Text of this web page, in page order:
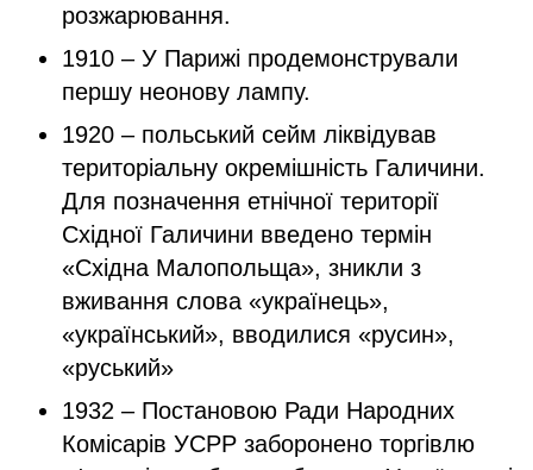
розжарювання.
1910 – У Парижі продемонстрували
першу неонову лампу.
1920 – польський сейм ліквідував
територіальну окремішність Галичини.
Для позначення етнічної території
Східної Галичини введено термін
«Східна Малопольща», зникли з
вживання слова «українець»,
«український», вводилися «русин»,
«руський»
1932 – Постановою Ради Народних
Комісарів УСРР заборонено торгівлю